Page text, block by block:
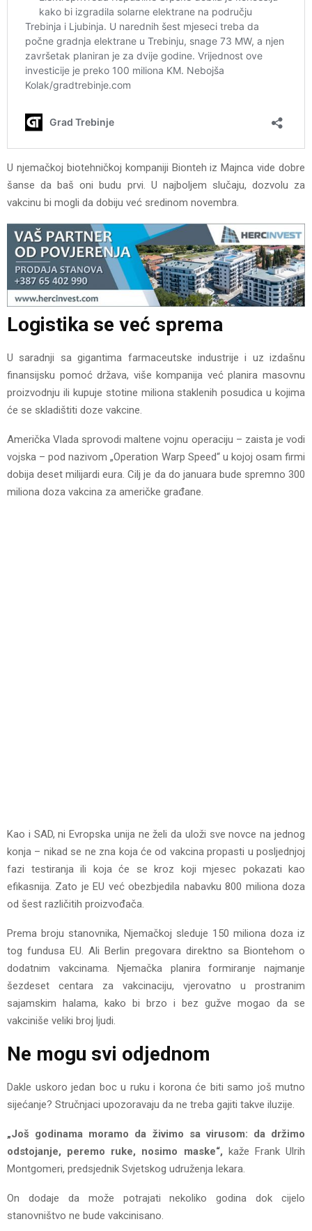
U njemačkoj biotehničkoj kompaniji Bionteh iz Majnca vide dobre
šanse da baš oni budu prvi. U najboljem slučaju, dozvolu za
vakcinu bi mogli da dobiju već sredinom novembra.
Logistika se već sprema
U saradnji sa gigantima farmaceutske industrije i uz izdašnu
finansijsku pomoć država, više kompanija već planira masovnu
proizvodnju ili kupuje stotine miliona staklenih posudica u kojima
će se skladištiti doze vakcine.
Američka Vlada sprovodi maltene vojnu operaciju – zaista je vodi
vojska – pod nazivom „Operation Warp Speed“ u kojoj osam firmi
dobija deset milijardi eura. Cilj je da do januara bude spremno 300
miliona doza vakcina za američke građane.
Kao i SAD, ni Evropska unija ne želi da uloži sve novce na jednog
konja – nikad se ne zna koja će od vakcina propasti u posljednjoj
fazi testiranja ili koja će se kroz koji mjesec pokazati kao
efikasnija. Zato je EU već obezbjedila nabavku 800 miliona doza
od šest različitih proizvođača.
Prema broju stanovnika, Njemačkoj sleduje 150 miliona doza iz
tog fundusa EU. Ali Berlin pregovara direktno sa Biontehom o
dodatnim vakcinama. Njemačka planira formiranje najmanje
šezdeset centara za vakcinaciju, vjerovatno u prostranim
sajamskim halama, kako bi brzo i bez gužve mogao da se
vakciniše veliki broj ljudi.
Ne mogu svi odjednom
Dakle uskoro jedan boc u ruku i korona će biti samo još mutno
sijećanje? Stručnjaci upozoravaju da ne treba gajiti takve iluzije.
„Još godinama moramo da živimo sa virusom: da držimo
odstojanje, peremo ruke, nosimo maske“, kaže Frank Ulrih
Montgomeri, predsjednik Svjetskog udruženja lekara.
On dodaje da može potrajati nekoliko godina dok cijelo
stanovništvo ne bude vakcinisano.